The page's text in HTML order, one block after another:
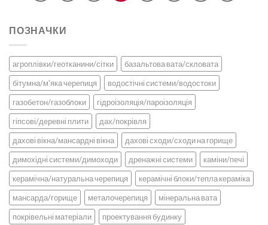
ПОЗНАЧКИ
агроплівки/геотканини/сітки
базальтова вата/скловата
бітумна/м'яка черепиця
водостічні системи/водостоки
газобетон/газоблоки
гідроізоляція/пароізоляція
гіпсові/деревні плити
дах/покрівля
дахові вікна/мансардні вікна
дахові сходи/сходи на горище
димохідні системи/димоходи
дренажні системи
каміни/печі
керамічна/натуральна черепиця
керамічні блоки/тепла кераміка
мансарда/горище
металочерепиця
мінеральна вата
покрівельні матеріали
проектування будинку